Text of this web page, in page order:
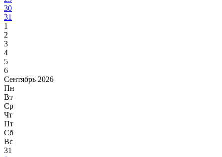
30
31
1
2
3
4
5
6
Сентябрь 2026
Пн
Вт
Ср
Чт
Пт
Сб
Вс
31